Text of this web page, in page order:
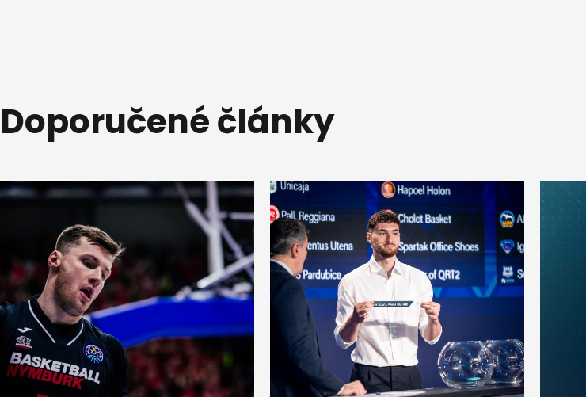
Doporučené články